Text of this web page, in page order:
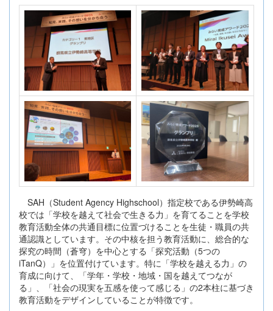
SAH（Student Agency Highschool）指定校である伊勢崎高
校では「学校を越えて社会で生きる力」を育てることを学校
教育活動全体の共通目標に位置づけることを生徒・職員の共
通認識としています。その中核を担う教育活動に、総合的な
探究の時間（蒼穹）を中心とする「探究活動（5つの
iTanQ）」を位置付けています。特に「学校を越える力」の
育成に向けて、「学年・学校・地域・国を越えてつなが
る」、「社会の現実を五感を使って感じる」の2本柱に基づき
教育活動をデザインしていることが特徴です。